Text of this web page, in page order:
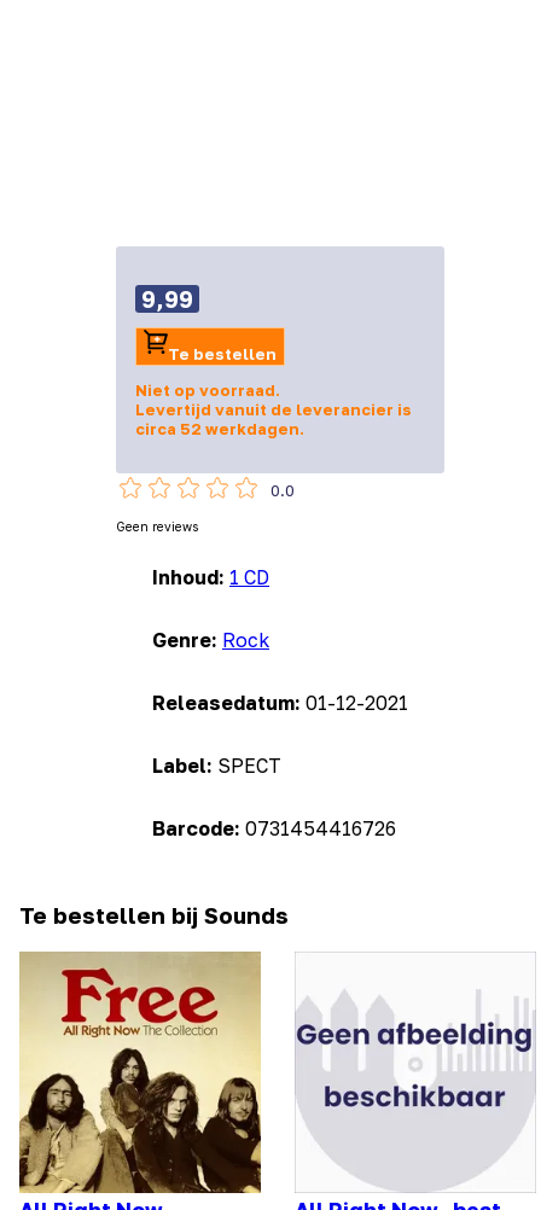
Inhoud: 1 CD
Genre: Rock
Releasedatum: 01-12-2021
Label: SPECT
Barcode: 0731454416726
9,99
Te bestellen
Niet op voorraad.
Levertijd vanuit de leverancier is
circa 52 werkdagen.
0.0
Geen reviews
Te bestellen bij Sounds